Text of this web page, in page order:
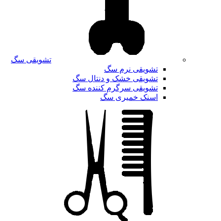
تشویقی سگ
تشویقی نرم سگ
تشویقی خشک و دنتال سگ
تشویقی سرگرم کننده سگ
اسنک خمیری سگ